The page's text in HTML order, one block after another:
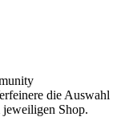
die Auswahl
Shop.